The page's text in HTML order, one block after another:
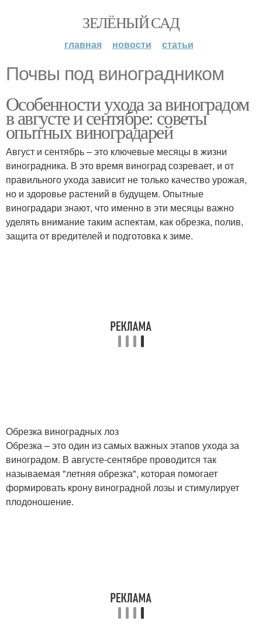
ЗЕЛЁНЫЙ САД
главная новости статьи
Почвы под виноградником
Особенности ухода за виноградом
в августе и сентябре: советы
опытных виноградарей
Август и сентябрь – это ключевые месяцы в жизни
виноградника. В это время виноград созревает, и от
правильного ухода зависит не только качество урожая,
но и здоровье растений в будущем. Опытные
виноградари знают, что именно в эти месяцы важно
уделять внимание таким аспектам, как обрезка, полив,
защита от вредителей и подготовка к зиме.
Обрезка виноградных лоз
Обрезка – это один из самых важных этапов ухода за
виноградом. В августе-сентябре проводится так
называемая "летняя обрезка", которая помогает
формировать крону виноградной лозы и стимулирует
плодоношение.